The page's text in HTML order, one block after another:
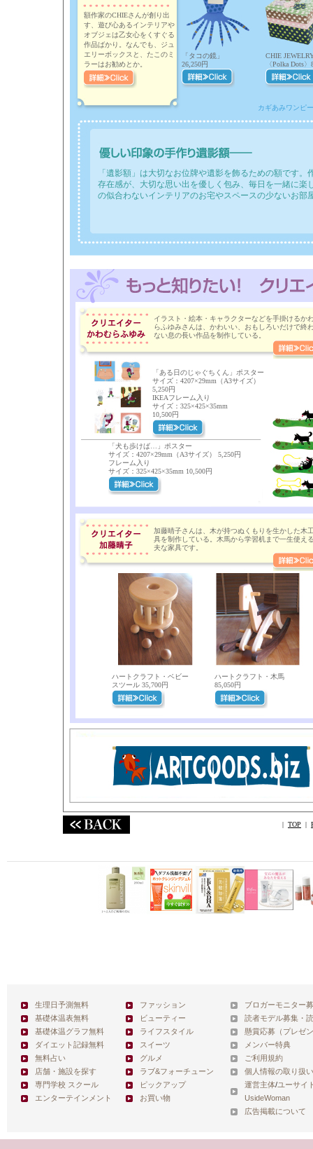
額作家のCHIEさんが創り出
す、遊び心あるインテリアや
オブジェは乙女心をくすぐる
作品ばかり。なんでも、ジュ
エリーボックスと、たこのミ
ラーはお勧めとか。
「タコの鏡」
26,250円
CHIE
〈Polka Dots
カギあみワンピ
「遺影額」は大切なお位牌や遺影を飾るための額です。
存在感が、大切な思い出を優しく包み、毎日を一緒に楽
の似合わないインテリアのお宅やスペースの少ないお部
イラスト・絵本・キャラクターなどを手掛けるか
らふゆみさんは、かわいい、おもしろいだけで終
ない息の長い作品を制作している。
「ある日のじゃぐちくん」ポスター
サイズ：4207×29mm（A3サイズ）
5,250円
IKEAフレーム入り
サイズ：325×425×35mm
10,500円
「犬も歩けば…」ポスター
サイズ：4207×29mm（A3サイズ） 5,250円
フレーム入り
サイズ：325×425×35mm 10,500円
加藤晴子さんは、木が持つぬくもりを生かした木
具を制作している。木馬から学習机まで一生使え
夫な家具です。
ハートクラフト・ベビー
スツール 35,700円
ハートクラフト・木馬
85,050円
| TOP |
生理日予測無料
基礎体温表無料
基礎体温グラフ無料
ダイエット記録無料
無料占い
店舗・施設を探す
専門学校 スクール
エンターテインメント
ファッション
ビューティー
ライフスタイル
スイーツ
グルメ
ラブ&フォーチューン
ピックアップ
お買い物
ブロガーモニター
読者モデル募集・
懸賞応募（プレゼ
メンバー特典
ご利用規約
個人情報の取り扱
運営主体/ユーサイ
UsideWoman
広告掲載について